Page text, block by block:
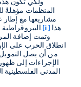
المنظمات مؤهلةً
مشاريعها مع إطار
البيروقراطية التي تسمح بتنفيذ إجراءات تقييم وتدقيق صارمة.[ii]
وتمت إضافة
من أن يصل
الإجراءات إلى
المدني الفلسطينية